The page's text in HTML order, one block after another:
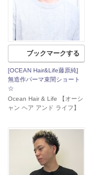
ブックマークする
[OCEAN Hair&Life藤原純]
無造作パーマ束間ショート
☆
Ocean Hair & Life 【オーシ
ャン ヘア アンド ライフ】